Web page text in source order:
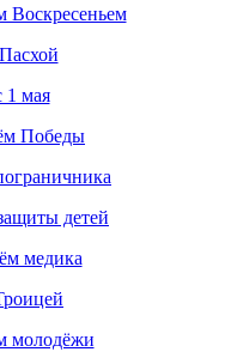
Воскресеньем
1 мая
Победы
детей
медика
молодёжи